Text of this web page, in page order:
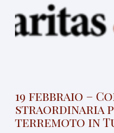
19 febbraio –
straordinaria
terremoto in